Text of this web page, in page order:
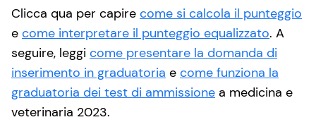
Clicca qua per capire come si calcola il punteggio
e come interpretare il punteggio equalizzato. A
seguire, leggi come presentare la domanda di
inserimento in graduatoria e come funziona la
graduatoria dei test di ammissione a medicina e
veterinaria 2023.